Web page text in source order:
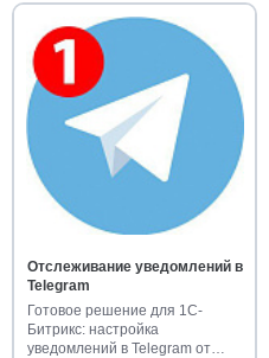
Отслеживание уведомлений в
Telegram
Готовое решение для 1С-
Битрикс: настройка
уведомлений в Telegram от